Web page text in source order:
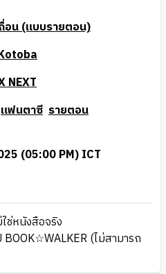
อน (แบบรายตอน)
NEXT
แฟนตาซี รายตอน
(05:00 PM) ICT
ช่หนังสือจริง
(ไม่สามารถ